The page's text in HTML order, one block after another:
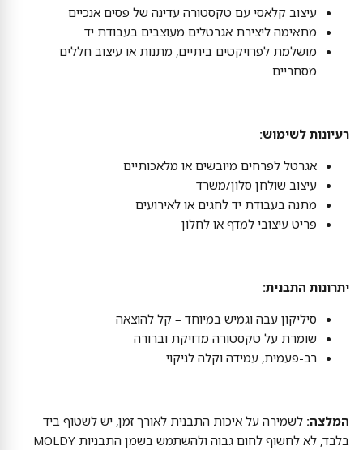
עיצוב קלאסי עם טקסטורה עדינה של פסים אנכיים
מתאימה ליצירת אגרטלים מעוצבים בעבודת יד
מושלמת לפרויקטים ביתיים, מתנות או עיצוב חללים
מסחריים
רעיונות לשימוש:
אגרטל לפרחים מיובשים או מלאכותיים
עיצוב שולחן סלון/משרד
מתנה בעבודת יד לחגים או לאירועים
פריט עיצובי למדף או לחלון
יתרונות התבנית:
סיליקון עבה וגמיש במיוחד – קל להוצאה
שומרת על טקסטורה מדויקת וברורה
רב-פעמית, עמידה וקלה לניקוי
המלצה: לשמירה על איכות התבנית לאורך זמן, יש לשטוף ביד
בלבד, לא לחשוף לחום גבוה ולהשתמש בשמן התבניות MOLDY